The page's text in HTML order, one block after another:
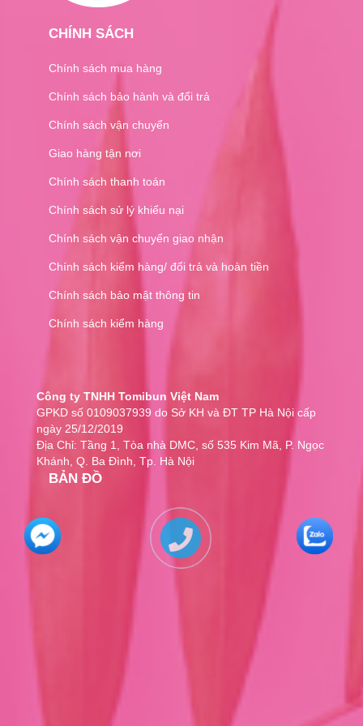
CHÍNH SÁCH
Chính sách mua hàng
Chính sách bảo hành và đổi trả
Chính sách vận chuyển
Giao hàng tận nơi
Chính sách thanh toán
Chính sách sử lý khiếu nại
Chính sách vận chuyển giao nhận
Chính sách kiểm hàng/ đổi trả và hoàn tiền
Chính sách bảo mật thông tin
Chính sách kiểm hàng
Công ty TNHH Tomibun Việt Nam
GPKD số 0109037939 do Sở KH và ĐT TP Hà Nội cấp
ngày 25/12/2019
Địa Chỉ: Tầng 1, Tòa nhà DMC, số 535 Kim Mã, P. Ngọc
Khánh, Q. Ba Đình, Tp. Hà Nội
BẢN ĐỒ